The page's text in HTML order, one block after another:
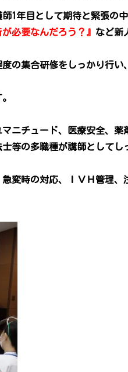
1年目として期待と緊張の
必要なんだろう？』 など新
の集合研修をしっかり行い
ニチュード、医療安全、薬
等の多職種が講師としてし
変時の対応、ＩＶＨ管理、